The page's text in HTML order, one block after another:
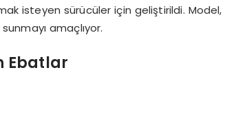
isteyen sürücüler için geliştirildi. Model,
amaçlıyor.
Ebatlar